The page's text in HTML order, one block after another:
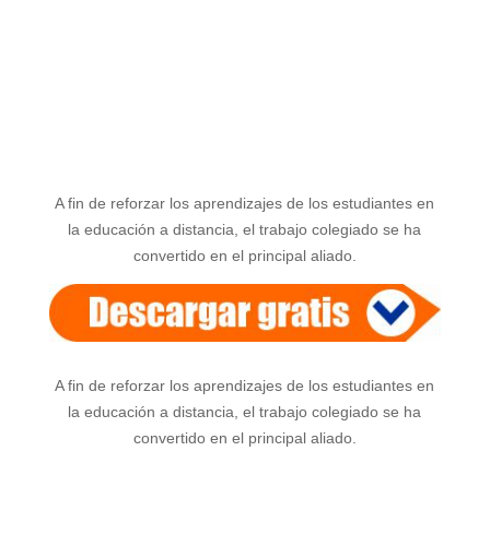
A fin de reforzar los aprendizajes de los estudiantes en
la educación a distancia, el trabajo colegiado se ha
convertido en el principal aliado.
A fin de reforzar los aprendizajes de los estudiantes en
la educación a distancia, el trabajo colegiado se ha
convertido en el principal aliado.